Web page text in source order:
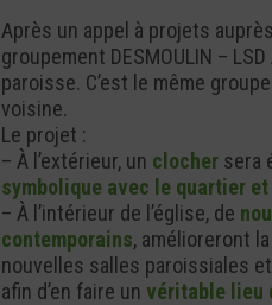
Après un appel à projets
groupement DESMOULIN –
paroisse. C’est le même
voisine.
Le projet :
– À l’extérieur, un clocher sera
symbolique avec le quartier
– À l’intérieur de l’église, de
contemporains, amélioreront
nouvelles salles paroissiales
afin d’en faire un véritable lieu